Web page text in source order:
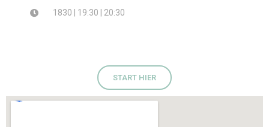
1830 | 19:30 | 20:30
START HIER